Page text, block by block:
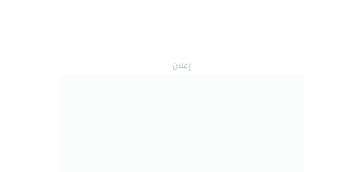
إعلان